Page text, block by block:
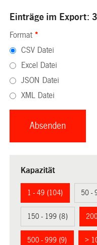
Einträge im Export: 3
Format *
CSV Datei
Excel Datei
JSON Datei
XML Datei
Kapazität
1 - 49 (104) 50 -
150 - 199 (8)
500 - 999 (9) >